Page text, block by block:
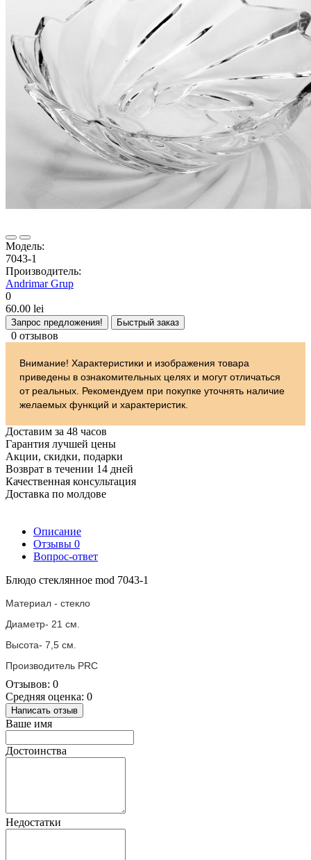
Модель:
7043-1
Производитель:
Andrimar Grup
0
60.00 lei
Запрос предложения! Быстрый заказ
0 отзывов
Внимание! Характеристики и изображения товара
приведены в ознакомительных целях и могут отличаться
от реальных. Рекомендуем при покупке уточнять наличие
желаемых функций и характеристик.
Доставим за 48 часов
Гарантия лучшей цены
Акции, скидки, подарки
Возврат в течении 14 дней
Качественная консультация
Доставка по молдове
Описание
Отзывы 0
Вопрос-ответ
Блюдо стеклянное mod 7043-1
Материал - стекло
Диаметр- 21 см.
Высота- 7,5 см.
Производитель PRC
Отзывов: 0
Средняя оценка: 0
Написать отзыв
Ваше имя
Достоинства
Недостатки